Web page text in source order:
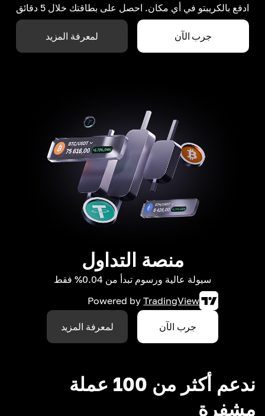
ادفع بالكريبتو في أي مكان. احصل على بطاقتك خلال 5 دقائق
جرب الآن لمعرفة المزيد
منصة التداول
سيولة عالية ورسوم تبدأ من 0.04% فقط
Powered by TradingView
جرب الآن لمعرفة المزيد
ندعم أكثر من 100 عملة
مشفرة